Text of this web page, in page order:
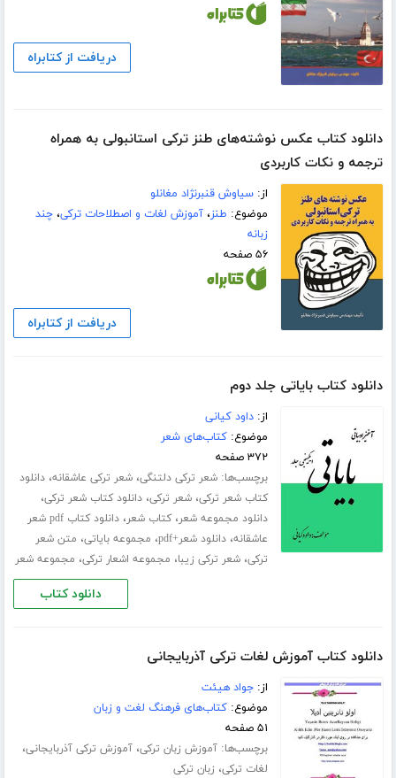
دریافت از کتابراه
دانلود کتاب عکس نوشته‌های طنز ترکی استانبولی به همراه
ترجمه و نکات کاربردی
از:سیاوش قنبرنژاد مغانلو
موضوع: طنز،آموزش لغات و اصطلاحات ترکی،چند
زبانه
۵۶ صفحه
دریافت از کتابراه
دانلود کتاب بایاتی جلد دوم
از:داود کیانی
موضوع:کتاب‌های شعر
۳۷۲ صفحه
برچسب‌ها:شعر ترکی دلتنگی،شعر ترکی عاشقانه،دانلود
کتاب شعر ترکی،شعر ترکی،دانلود کتاب شعر ترکی،
دانلود مجموعه شعر،کتاب شعر،
دانلود کتاب pdf شعر
عاشقانه،دانلود شعر+pdf ، مجموعه بایاتی، متن شعر
ترکی،شعر ترکی زیبا، مجموعه اشعار ترکی، مجموعه شعر
دانلود کتاب
دانلود کتاب آموزش لغات ترکی آذربایجانی
از:جواد هیئت
موضوع:کتاب‌های فرهنگ لغت و زبان
۵۱ صفحه
برچسب‌ها:آموزش زبان ترکی،آموزش ترکی آذربایجانی،
لغات ترکی، زبان ترکی